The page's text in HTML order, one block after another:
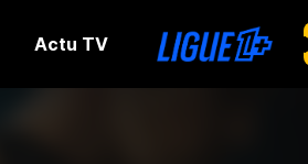
Actu TV